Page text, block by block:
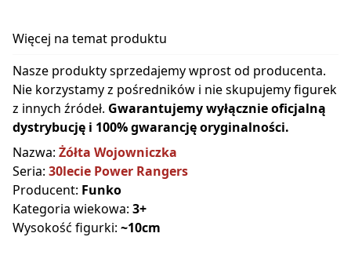
Więcej na temat produktu
Nasze produkty sprzedajemy wprost od producenta.
Nie korzystamy z pośredników i nie skupujemy figurek
z innych źródeł. Gwarantujemy wyłącznie oficjalną
dystrybucję i 100% gwarancję oryginalności.
Nazwa: Żółta Wojowniczka
Seria: 30lecie Power Rangers
Producent: Funko
Kategoria wiekowa: 3+
Wysokość figurki: ~10cm